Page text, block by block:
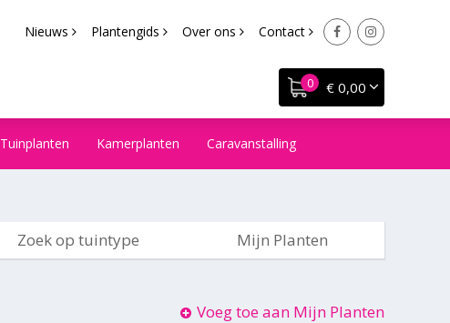
Nieuws Plantengids Over ons Contact
€ 0,00
Tuinplanten Kamerplanten Caravanstalling
Zoek op tuintype Mijn Planten
Voeg toe aan Mijn Planten